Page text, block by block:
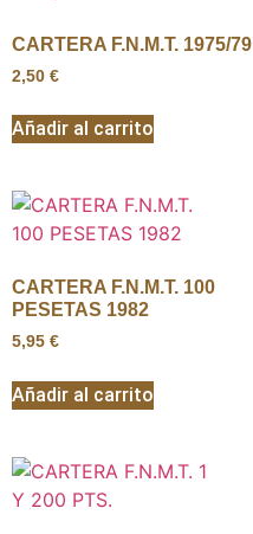
CARTERA F.N.M.T. 1975/79
2,50 €
Añadir al carrito
CARTERA F.N.M.T. 100
PESETAS 1982
5,95 €
Añadir al carrito